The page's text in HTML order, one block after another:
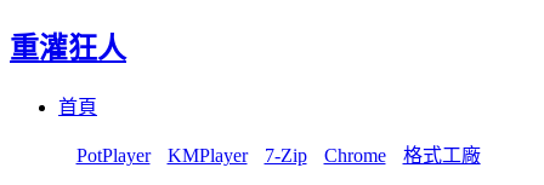
重灌狂人
首頁
PotPlayer KMPlayer 7-Zip Chrome 格式工廠